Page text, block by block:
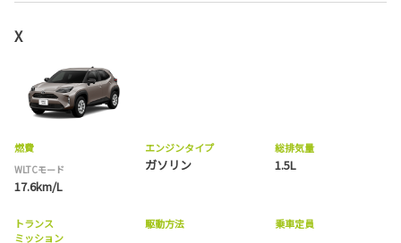
X
燃費
WLTCモード
17.6km/L
エンジンタイプ
ガソリン
総排気量
1.5L
トランス
ミッション
駆動方法 乗車定員